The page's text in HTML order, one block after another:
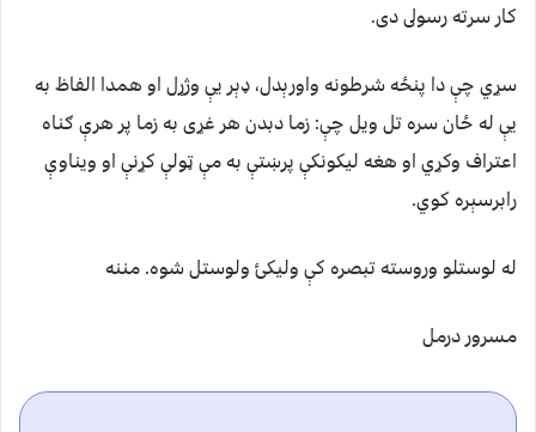
كار سرته رسولى دی.
سړي چې دا پنځه شرطونه واورېدل، ډېر يې وژړل او همدا الفاظ به
يې له ځان سره تل ويل چې: زما دبدن هر غړى به زما پر هرې ګناه
اعتراف وكړي او هغه ليكونكې پرښتې به مې ټولې كړنې او ويناوې
رابرسېره كوي.
له لوستلو وروسته تبصره کې ولیکئ ولوستل شوه. مننه
مسرور درمل